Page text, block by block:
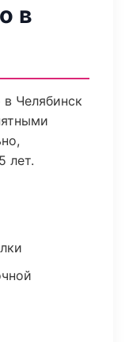
в
Челябинск
лет.